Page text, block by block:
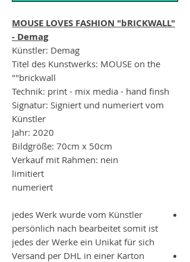
MOUSE LOVES FASHION "bRICKWALL"
- Demag
Künstler: Demag
Titel des Kunstwerks: MOUSE on the
"brickwall"
Technik: print - mix media - hand finsh
Signatur: Signiert und numeriert vom
Künstler
Jahr: 2020
Bildgröße: 70cm x 50cm
Verkauf mit Rahmen: nein
limitiert
numeriert
jedes Werk wurde vom Künstler
persönlich nach bearbeitet somit ist
jedes der Werke ein Unikat für sich
Versand per DHL in einer Karton